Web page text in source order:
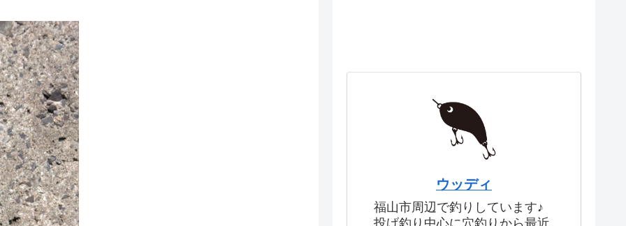
ウッディ
福山市周辺で釣りしています♪
投げ釣り中心に穴釣りから最近